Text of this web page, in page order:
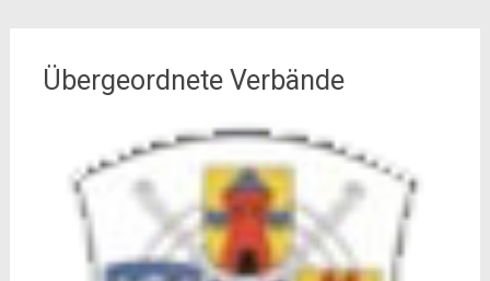
Übergeordnete Verbände